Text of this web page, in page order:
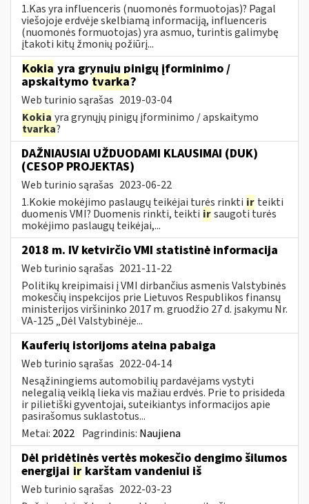
1.Kas yra influenceris (nuomonės formuotojas)? Pagal
viešojoje erdvėje skelbiamą informaciją, influenceris
(nuomonės formuotojas) yra asmuo, turintis galimybę
įtakoti kitų žmonių požiūrį...
Kokia yra grynųjų pinigų įforminimo /
apskaitymo tvarka?
Web turinio sąrašas 2019-03-04
Kokia yra grynųjų pinigų įforminimo / apskaitymo
tvarka?
DAŽNIAUSIAI UŽDUODAMI KLAUSIMAI (DUK)
(CESOP PROJEKTAS)
Web turinio sąrašas 2023-06-22
1.Kokie mokėjimo paslaugų teikėjai turės rinkti ir teikti
duomenis VMI? Duomenis rinkti, teikti irsaugoti turės
mokėjimo paslaugų teikėjai,...
2018 m. IV ketvirčio VMI statistinė informacija
Web turinio sąrašas 2021-11-22
Politikų kreipimaisi į VMI dirbančius asmenis Valstybinės
mokesčių inspekcijos prie Lietuvos Respublikos finansų
ministerijos viršininko 2017 m. gruodžio 27 d. įsakymu Nr.
VA-125 „Dėl Valstybinėje...
Kauferių istorijoms ateina pabaiga
Web turinio sąrašas 2022-04-14
Nesąžiningiems automobilių pardavėjams vystyti
nelegalią veiklą lieka vis mažiau erdvės. Prie to prisideda
ir pilietiški gyventojai, suteikiantys informacijos apie
pasirašomus suklastotus...
Metai: 2022 Pagrindinis: Naujiena
Dėl pridėtinės vertės mokesčio dengimo šilumos
energijai ir karštam vandeniui iš
Web turinio sąrašas 2022-03-23